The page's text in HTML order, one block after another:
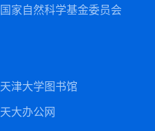
国家自然科学基金委员会
天津大学图书馆
天大办公网